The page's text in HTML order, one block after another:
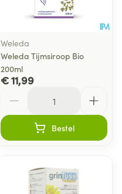
Weleda
Weleda Tijmsiroop Bio
200ml
€ 11,99
Bestel